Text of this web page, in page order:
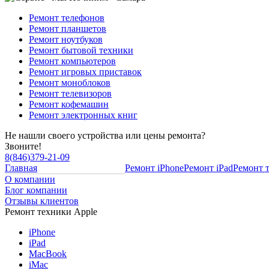
Ремонт телефонов
Ремонт планшетов
Ремонт ноутбуков
Ремонт бытовой техники
Ремонт компьютеров
Ремонт игровых приставок
Ремонт моноблоков
Ремонт телевизоров
Ремонт кофемашин
Ремонт электронных книг
Не нашли своего устройства или цены ремонта?
Звоните!
8(846)379-21-09
Главная
О компании
Блог компании
Отзывы клиентов
Ремонт iPhoneРемонт iPadРемонт
Ремонт техники Apple
iPhone
iPad
MacBook
iMac